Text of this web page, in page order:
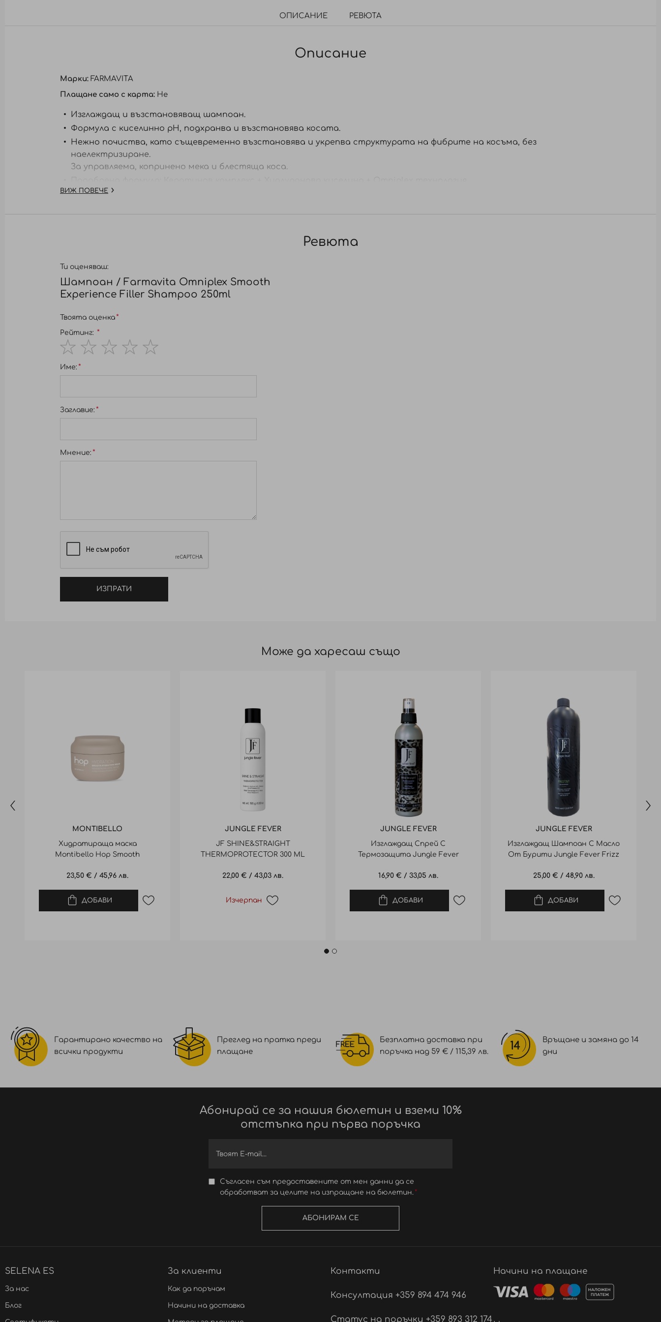
ОПИСАНИЕ РЕВЮТА
Описание
Марки: FARMAVITA
Плащане само с карта: Не
Изглаждащ и възстановяващ шампоан.
Формула с киселинно рН, подхранва и възстановява косата.
Нежно почиства, като същевременно възстановява и укрепва структурата на фибрите на косъма, без
наелектризиране.
За управляема, копринено мека и блестяща коса.
ВИЖ ПОВЕЧЕ
Ревюта
Ти оценяваш:
Шампоан / Farmavita Omniplex Smooth
Experience Filler Shampoo 250ml
Твоята оценка
Рейтинг:
star
stars
stars
stars
stars
Име:
Заглавиe:
Мнение:
ИЗПРАТИ
Може да харесаш също
MONTIBELLO
Хидратираща маска
Montibello Hop Smooth
23,50 € / 45,96 лв.
ДОБАВИ
JUNGLE FEVER
JF SHINE&STRAIGHT
THERMOPROTECTOR 300 ML
22,00 € / 43,03 лв.
Изчерпан
JUNGLE FEVER
Изглаждащ Спрей С
Термозащита Jungle Fever
16,90 € / 33,05 лв.
ДОБАВИ
JUNGLE FEVER
Изглаждащ Шампоан С Масло
От Бурити Jungle Fever Frizz
25,00 € / 48,90 лв.
ДОБАВИ
Гарантирано качество на
всички продукти
Преглед на пратка преди
плащане
Безплатна доставка при
поръчка над 59 € / 115,39 лв.
Връщане и замяна до 14
дни
Абонирай се за нашия бюлетин и вземи 10%
отстъпка при първа поръчка
Съгласен съм предоставените от мен данни да се
обработват за целите на изпращане на бюлетин.
АБОНИРАМ СЕ
SELENA ES
За нас
Блог
За клиенти
Как да поръчам
Начини на доставка
Контакти
Консултация +359 894 474 946
Статус на поръчки +359 893 312 174
Начини на плащане